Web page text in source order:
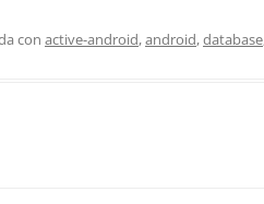
con active-android,android,database